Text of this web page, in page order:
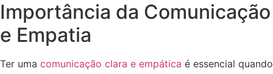
Importância da Comunicação
e Empatia
Ter uma comunicação clara e empática é essencial quando